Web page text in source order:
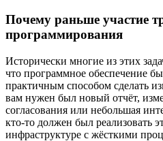
Почему раньше участие
программирования
Исторически многие из этих
что программное обеспечение
практичным способом сделать
вам нужен был новый отчёт,
согласования или небольшая
кто‑то должен был реализовать
инфраструктуре с жёсткими